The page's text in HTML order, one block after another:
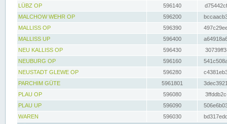
LÜBZ OP
596140
MALCHOW WEHR OP
596200
MALLISS OP
596390
MALLISS UP
596400
NEU KALLISS OP
596430
NEUBURG OP
596160
NEUSTADT GLEWE OP
596280
PARCHIM GÜTE
5961801
PLAU OP
596080
PLAU UP
596090
WAREN
596030